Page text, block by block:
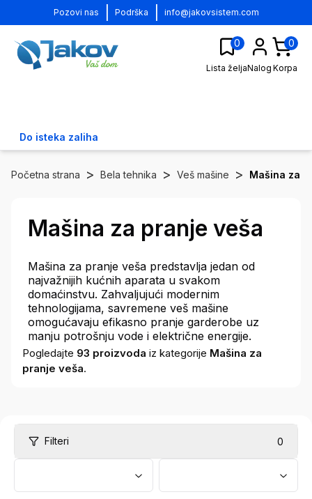
Pozovi nas Podrška info@jakovsistem.com
0
Lista željaNalog
0
Korpa
Do isteka zaliha
Početna strana > Bela tehnika > Veš mašine > Mašina za
Mašina za pranje veša
Mašina za pranje veša predstavlja jedan od
najvažnijih kućnih aparata u svakom
domaćinstvu. Zahvaljujući modernim
tehnologijama, savremene veš mašine
omogućavaju efikasno pranje garderobe uz
manju potrošnju vode i električne energije.
Pogledajte 93 proizvoda iz kategorije Mašina za
pranje veša.
Filteri 0